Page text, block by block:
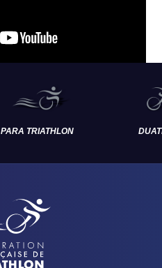
PARA TRIATHLON